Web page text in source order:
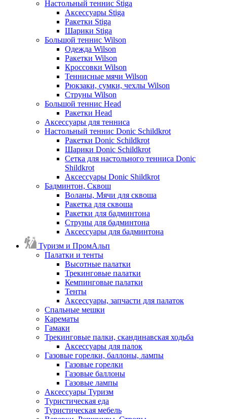
Настольный теннис Stiga
Аксессуары Stiga
Ракетки Stiga
Шарики Stiga
Большой теннис Wilson
Одежда Wilson
Ракетки Wilson
Кроссовки Wilson
Теннисные мячи Wilson
Рюкзаки, сумки, чехлы Wilson
Струны Wilson
Большой теннис Head
Ракетки Head
Аксессуары для тенниса
Настольный теннис Donic Schildkrot
Ракетки Donic Schildkrot
Шарики Donic Schildkrot
Сетка для настольного тенниса Donic
Shildkrot
Аксессуары Donic Shildkrot
Бадминтон, Сквош
Воланы, Мячи для сквоша
Ракетка для сквоша
Ракетки для бадминтона
Струны для бадминтона
Аксессуары для бадминтона
Туризм и ПромАльп
Палатки и тенты
Высотные палатки
Трекинговые палатки
Кемпинговые палатки
Тенты
Аксессуары, запчасти для палаток
Спальные мешки
Карематы
Гамаки
Трекинговые палки, скандинавская ходьба
Аксессуары для палок
Газовые горелки, баллоны, лампы
Газовые горелки
Газовые баллоны
Газовые лампы
Аксессуары Туризм
Туристическая еда
Туристическая мебель